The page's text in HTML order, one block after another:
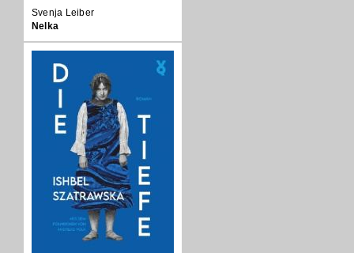
Svenja Leiber
Nelka